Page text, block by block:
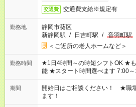
交通費 交通費支給※規定有
勤務地
静岡市葵区
新静岡駅 / 日吉町駅 / 音羽町駅
＜ご近所の老人ホームなど＞
勤務時間
★1日4時間～の時短シフトOK ★もちろんフルタイムシフトも可
能 ★スタート時間選べます 7:00
20:00 など 残業なし！ ※Wワークの場合、他のお仕事と合わせ
週40時間超の就業はご案内でき
間以上勤務は社会保険への加入対
（日雇い派遣の原則禁止）により
期間
開始日はご相談ください！ ★職
ます！